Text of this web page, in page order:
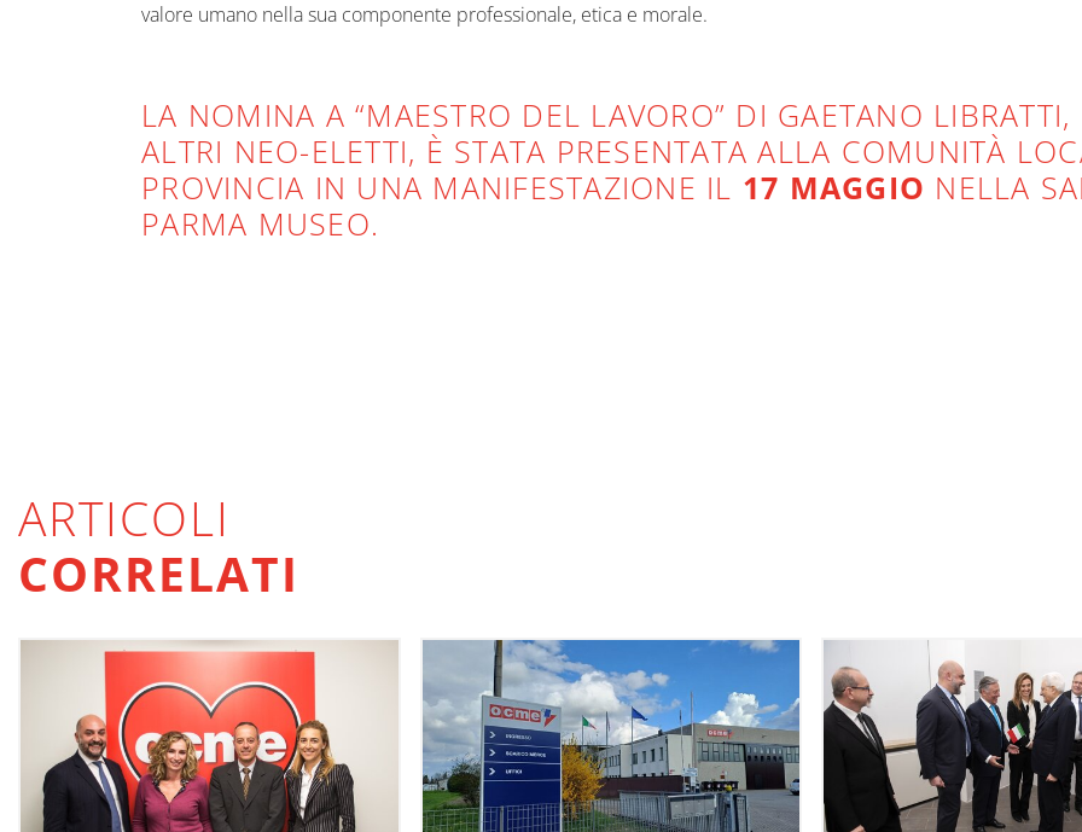
valore umano nella sua componente professionale, etica e morale.
LA NOMINA A “MAESTRO DEL LAVORO” DI GAETANO
ALTRI NEO-ELETTI, È STATA PRESENTATA ALLA COMUNITÀ
PROVINCIA IN UNA MANIFESTAZIONE IL 17 MAGGIO NELLA
PARMA MUSEO.
ARTICOLI
CORRELATI